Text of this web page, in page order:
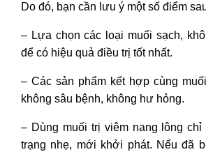
Do đó, bạn cần lưu ý một số điểm
– Lựa chọn các loại muối sạch,
để có hiệu quả điều trị tốt nhất.
– Các sản phẩm kết hợp cùng
không sâu bệnh, không hư hỏng.
– Dùng muối trị viêm nang lông
trạng nhẹ, mới khởi phát. Nếu đã